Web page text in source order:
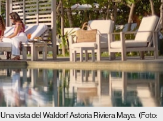
Una vista del Waldorf Astoria Riviera Maya. (Foto: